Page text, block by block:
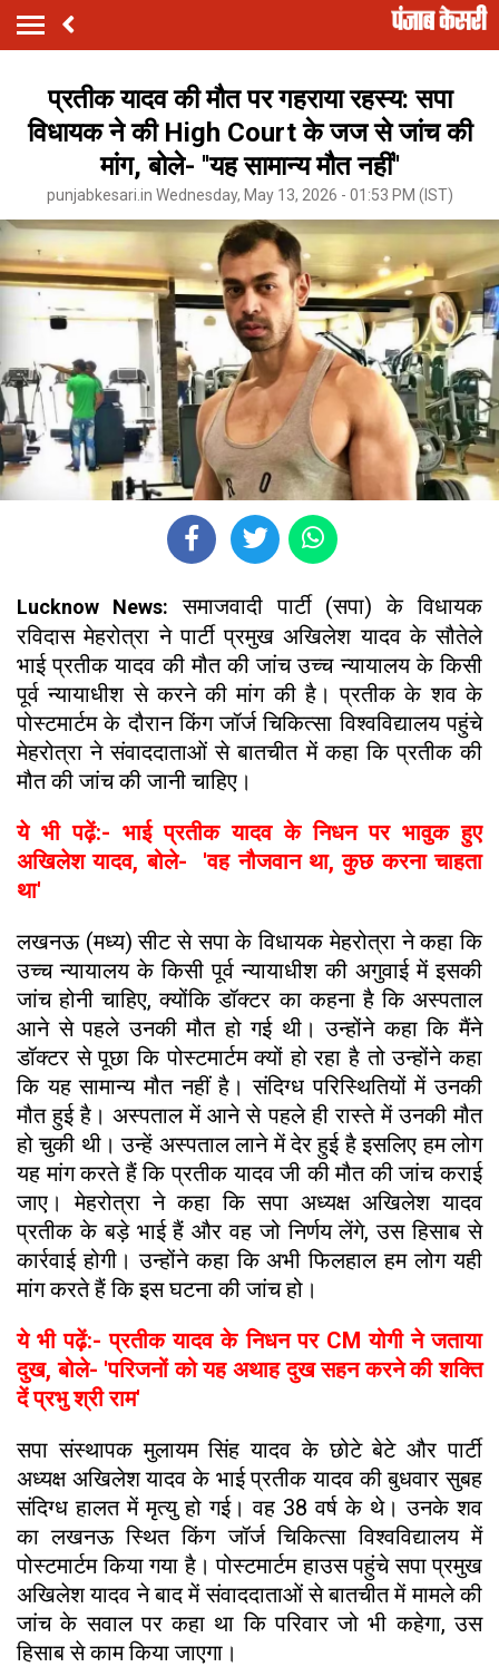
प्रतीक यादव की मौत पर गहराया रहस्य: सपा
विधायक ने की High Court के जज से जांच की
मांग, बोले- ''यह सामान्य मौत नहीं''
punjabkesari.in Wednesday, May 13, 2026 - 01:53 PM (IST)
Lucknow News:
समाजवादी पार्टी (सपा) के विधायक
रविदास मेहरोत्रा ने पार्टी प्रमुख अखिलेश यादव के सौतेले
भाई प्रतीक यादव की मौत की जांच उच्च न्यायालय के किसी
पूर्व न्यायाधीश से करने की मांग की है। प्रतीक के शव के
पोस्टमार्टम के दौरान किंग जॉर्ज चिकित्सा विश्वविद्यालय पहुंचे
मेहरोत्रा ने संवाददाताओं से बातचीत में कहा कि प्रतीक की
मौत की जांच की जानी चाहिए।
ये भी पढ़ें:- भाई प्रतीक यादव के निधन पर भावुक हुए
अखिलेश यादव, बोले- 'वह नौजवान था, कुछ करना चाहता
था'
लखनऊ (मध्य) सीट से सपा के विधायक मेहरोत्रा ने कहा कि
उच्च न्यायालय के किसी पूर्व न्यायाधीश की अगुवाई में इसकी
जांच होनी चाहिए, क्योंकि डॉक्टर का कहना है कि अस्पताल
आने से पहले उनकी मौत हो गई थी। उन्होंने कहा कि मैंने
डॉक्टर से पूछा कि पोस्टमार्टम क्यों हो रहा है तो उन्होंने कहा
कि यह सामान्य मौत नहीं है। संदिग्ध परिस्थितियों में उनकी
मौत हुई है। अस्पताल में आने से पहले ही रास्ते में उनकी मौत
हो चुकी थी। उन्हें अस्पताल लाने में देर हुई है इसलिए हम लोग
यह मांग करते हैं कि प्रतीक यादव जी की मौत की जांच कराई
जाए। मेहरोत्रा ने कहा कि सपा अध्यक्ष अखिलेश यादव
प्रतीक के बड़े भाई हैं और वह जो निर्णय लेंगे, उस हिसाब से
कार्रवाई होगी। उन्होंने कहा कि अभी फिलहाल हम लोग यही
मांग करते हैं कि इस घटना की जांच हो।
ये भी पढ़ें:- प्रतीक यादव के निधन पर CM योगी ने जताया
दुख, बोले- 'परिजनों को यह अथाह दुख सहन करने की शक्ति
दें प्रभु श्री राम'
सपा संस्थापक मुलायम सिंह यादव के छोटे बेटे और पार्टी
अध्यक्ष अखिलेश यादव के भाई प्रतीक यादव की बुधवार सुबह
संदिग्ध हालत में मृत्यु हो गई। वह 38 वर्ष के थे। उनके शव
का लखनऊ स्थित किंग जॉर्ज चिकित्सा विश्वविद्यालय में
पोस्टमार्टम किया गया है। पोस्टमार्टम हाउस पहुंचे सपा प्रमुख
अखिलेश यादव ने बाद में संवाददाताओं से बातचीत में मामले की
जांच के सवाल पर कहा था कि परिवार जो भी कहेगा, उस
हिसाब से काम किया जाएगा।